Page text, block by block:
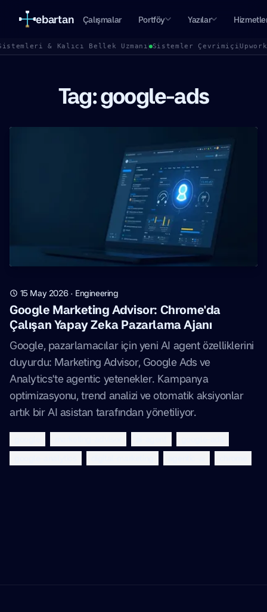
ebartan Çalışmalar Portföy Yazılar
& Kalıcı Bellek Uzmanı Sistemler Çevrimiçi
Tag: google-ads
15 May 2026· Engineering
Google Marketing Advisor: Chrome'da
Çalışan Yapay Zeka Pazarlama Ajanı
Google, pazarlamacılar için yeni AI agent özelliklerini
duyurdu: Marketing Advisor, Google Ads ve
Analytics'te agentic yetenekler. Kampanya
optimizasyonu, trend analizi ve otomatik aksiyonlar
artık bir AI asistan tarafından yönetiliyor.